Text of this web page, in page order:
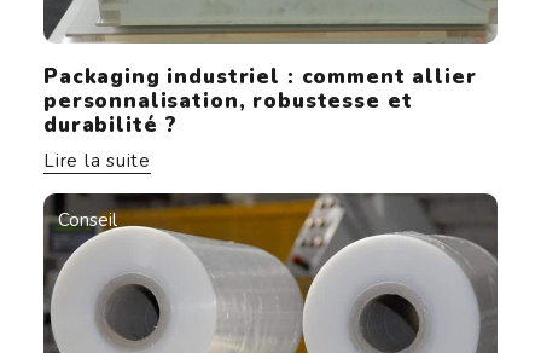
Packaging industriel : comment allier
personnalisation, robustesse et
durabilité ?
Lire la suite
Conseil